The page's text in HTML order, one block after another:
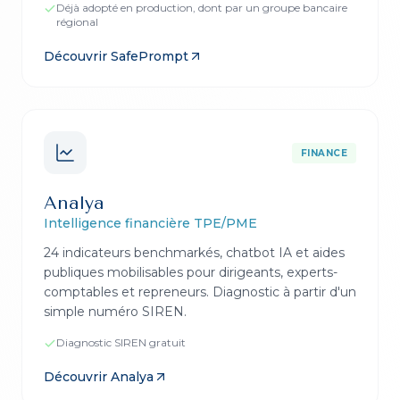
Déjà adopté en production, dont par un groupe bancaire
régional
Découvrir SafePrompt
FINANCE
Analya
Intelligence financière TPE/PME
24 indicateurs benchmarkés, chatbot IA et aides
publiques mobilisables pour dirigeants, experts-
comptables et repreneurs. Diagnostic à partir d'un
simple numéro SIREN.
Diagnostic SIREN gratuit
Découvrir Analya